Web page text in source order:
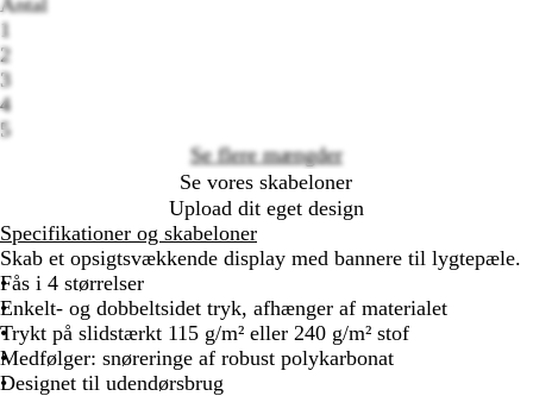
Antal
1
2
3
4
5
Se flere mængder
Se vores skabeloner
Upload dit eget design
Specifikationer og skabeloner
Skab et opsigtsvækkende display med bannere til lygtepæle.
Fås i 4 størrelser
Enkelt- og dobbeltsidet tryk, afhænger af materialet
Trykt på slidstærkt 115 g/m² eller 240 g/m² stof
Medfølger: snøreringe af robust polykarbonat
Designet til udendørsbrug